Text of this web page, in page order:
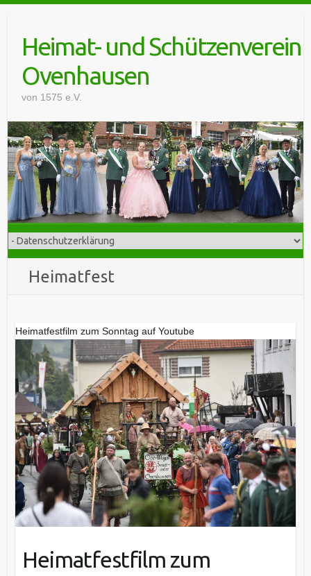
contentHeimat- und Schützenverein
Ovenhausen
von 1575 e.V.
Heimatfest
Heimatfestfilm zum Sonntag auf Youtube
Heimatfestfilm zum